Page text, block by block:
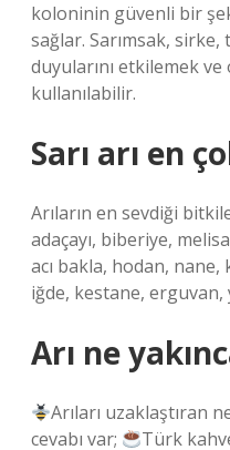
koloninin güvenli bir
sağlar. Sarımsak, sirke,
duyularını etkilemek
kullanılabilir.
Sarı arı en
Arıların en sevdiği
adaçayı, biberiye,
acı bakla, hodan, nane,
iğde, kestane, erguvan,
Arı ne
Arıları uzaklaştıran
cevabı var;
Türk